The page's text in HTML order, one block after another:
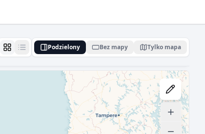
Podzielony Bez mapy Tylko mapa